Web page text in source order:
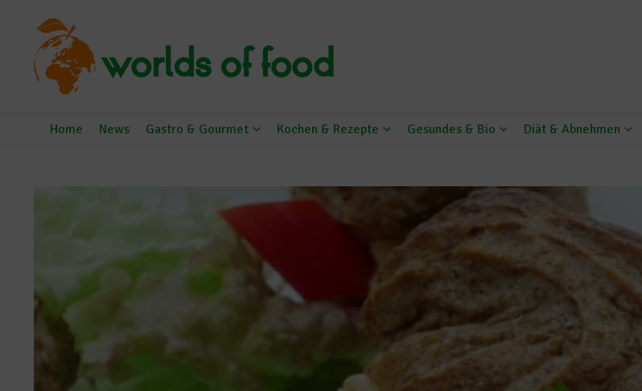
Home News Gastro & Gourmet Kochen & Rezepte Gesundes & Bio Diät & Abnehmen